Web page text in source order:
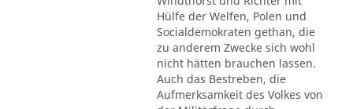
Hülfe der Welfen, Polen und
Socialdemokraten gethan, die
zu anderem Zwecke sich wohl
nicht hätten brauchen lassen.
Auch das Bestreben, die
Aufmerksamkeit des Volkes von